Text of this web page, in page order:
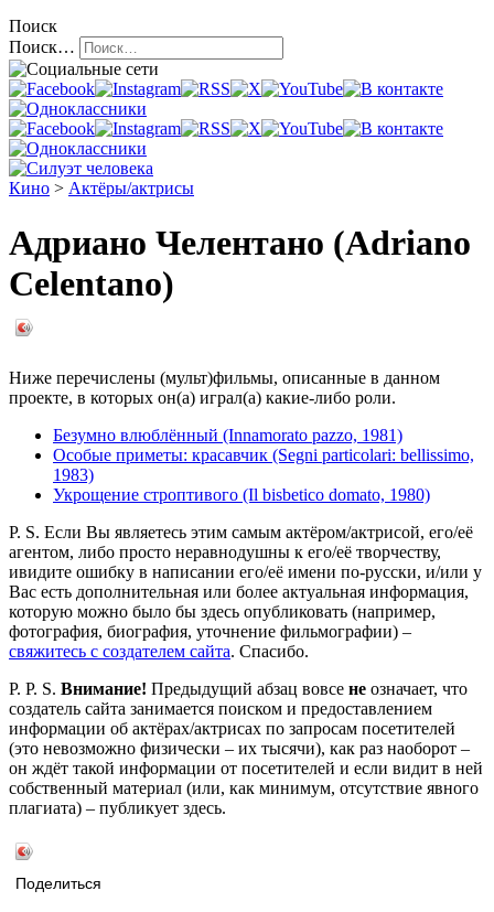
Поиск
Поиск…
Кино > Актёры/актрисы
Адриано Челентано (Adriano
Celentano)
Ниже перечислены (мульт)фильмы, описанные в данном
проекте, в которых он(а) играл(а) какие-либо роли.
Безумно влюблённый (Innamorato pazzo, 1981)
Особые приметы: красавчик (Segni particolari: bellissimo,
1983)
Укрощение строптивого (Il bisbetico domato, 1980)
P. S. Если Вы являетесь этим самым актёром/актрисой, его/её
агентом, либо просто неравнодушны к его/её творчеству,
ивидите ошибку в написании его/её имени по-русски, и/или у
Вас есть дополнительная или более актуальная информация,
которую можно было бы здесь опубликовать (например,
фотография, биография, уточнение фильмографии) –
свяжитесь с создателем сайта. Спасибо.
P. P. S. Внимание! Предыдущий абзац вовсе не означает, что
создатель сайта занимается поиском и предоставлением
информации об актёрах/актрисах по запросам посетителей
(это невозможно физически – их тысячи), как раз наоборот –
он ждёт такой информации от посетителей и если видит в ней
собственный материал (или, как минимум, отсутствие явного
плагиата) – публикует здесь.
Поделиться